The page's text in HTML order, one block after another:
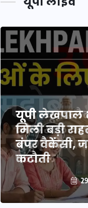
यूपी लेखपाल
मिली बड़ी
बंपर वैकेंसी,
कटौती
29